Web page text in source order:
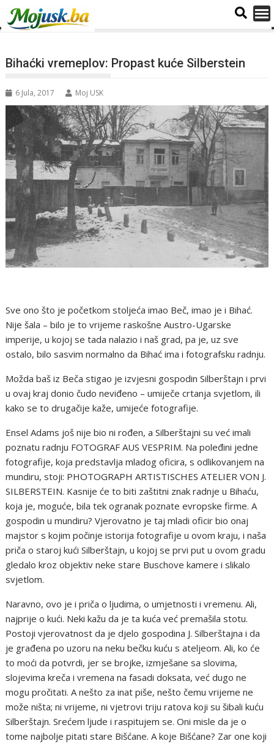
Bihaćki vremeplov: Propast kuće Silberstein
6 Jula, 2017 Moj USK
Sve ono što je početkom stoljeća imao Beč, imao je i Bihać.
Nije šala – bilo je to vrijeme raskošne Austro-Ugarske
imperije, u kojoj se tada nalazio i naš grad, pa je, uz sve
ostalo, bilo sasvim normalno da Bihać ima i fotografsku radnju.
Možda baš iz Beča stigao je izvjesni gospodin Silberštajn i prvi
u ovaj kraj donio čudo neviđeno – umiječe crtanja svjetlom, ili
kako se to drugačije kaže, umijeće fotografije.
Ensel Adams još nije bio ni rođen, a Silberštajni su već imali
poznatu radnju FOTOGRAF AUS VESPRIM. Na poleđini jedne
fotografije, koja predstavlja mladog oficira, s odlikovanjem na
mundiru, stoji: PHOTOGRAPH ARTISTISCHES ATELIER VON J.
SILBERSTEIN. Kasnije će to biti zaštitni znak radnje u Bihaću,
koja je, moguće, bila tek ogranak poznate evropske firme. A
gospodin u mundiru? Vjerovatno je taj mladi oficir bio onaj
majstor s kojim počinje istorija fotografije u ovom kraju, i naša
priča o staroj kući Silberštajn, u kojoj se prvi put u ovom gradu
gledalo kroz objektiv neke stare Buschove kamere i slikalo
svjetlom.
Naravno, ovo je i priča o ljudima, o umjetnosti i vremenu. Ali,
najprije o kući. Neki kažu da je ta kuća već premašila stotu.
Postoji vjerovatnost da je djelo gospodina J. Silberštajna i da
je građena po uzoru na neku bečku kuću s ateljeom. Ali, ko će
to moći da potvrdi, jer se brojke, izmješane sa slovima,
slojevima kreča i vremena na fasadi doksata, već dugo ne
mogu pročitati. A nešto za inat piše, nešto čemu vrijeme ne
može ništa; ni vrijeme, ni vjetrovi triju ratova koji su šibali kuću
Silberštajn. Srećem ljude i raspitujem se. Oni misle da je o
tome najbolje pitati stare Bišćane. A koje Bišćane? Zar one koji